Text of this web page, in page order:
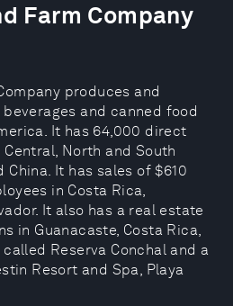
Farm Company
produces and
and canned food
It has 64,000 direct
North and South
It has sales of $610
in Costa Rica,
It also has a real estate
in Guanacaste, Costa Rica,
Reserva Conchal and a
Resort and Spa, Playa